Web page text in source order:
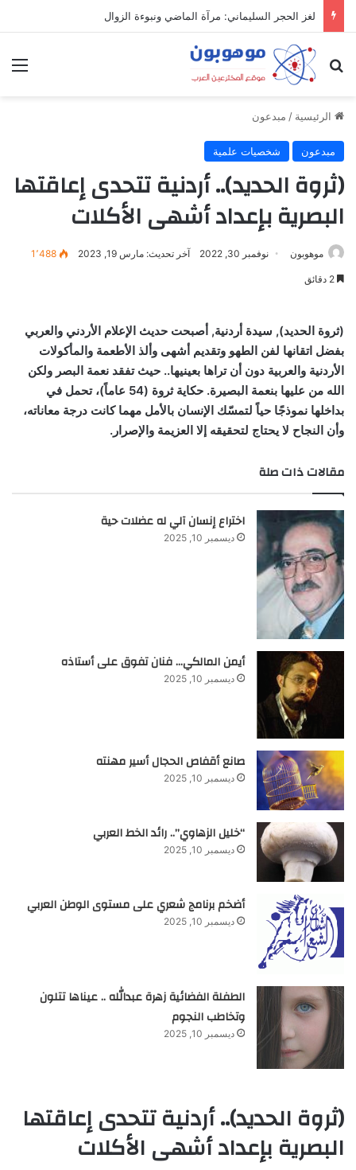
لغز الحجر السليماني: مرآة الماضي ونبوءة الزوال
بحث عن
الرئيسية / مبدعون
مبدعون شخصيات علمية
(ثروة الحديد).. أردنية تتحدى إعاقتها
البصرية بإعداد أشهى الأكلات
موهوبون نوفمبر 30, 2022 آخر تحديث: مارس 19, 2023 1٬488
(ثروة الحديد), سيدة أردنية, أصبحت حديث الإعلام الأردني والعربي
بفضل اتقانها لفن الطهو وتقديم أشهى وألذ الأطعمة والمأكولات
الأردنية والعربية دون أن تراها بعينيها.. حيث تفقد نعمة البصر ولكن
الله من عليها بنعمة البصيرة. حكاية ثروة (54 عاماً)، تحمل في
بداخلها نموذجًا حياً لتمسّك الإنسان بالأمل مهما كانت درجة معاناته،
وأن النجاح لا يحتاج لتحقيقه إلا العزيمة والإصرار.
مقالات ذات صلة
اختراع إنسان آلي له عضلات حية
ديسمبر 10, 2025
أيمن المالكي… فنان تفوق على أستاذه
ديسمبر 10, 2025
صانع أقفاص الحجال أسير مهنته
ديسمبر 10, 2025
“خليل الزهاوي”.. رائد الخط العربي
ديسمبر 10, 2025
أضخم برنامج شعري على مستوى الوطن العربي
ديسمبر 10, 2025
الطفلة الفضائية زهرة عبدالله .. عيناها تتلون
وتخاطب النجوم
ديسمبر 10, 2025
(ثروة الحديد).. أردنية تتحدى إعاقتها
البصرية بإعداد أشهى الأكلات